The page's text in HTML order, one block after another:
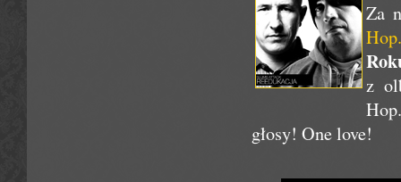
Za
z
głosy! One love!